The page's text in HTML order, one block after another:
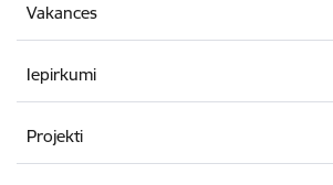
Vakances
Iepirkumi
Projekti